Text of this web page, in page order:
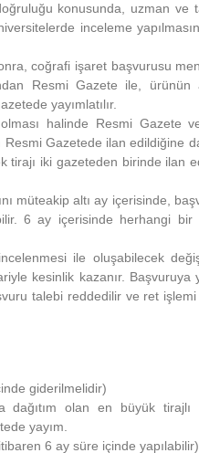
konusunda, uzman ve
inceleme
coğrafi işaret başvurusu
Resmi Gazete ile, ürünün
yayımlatılır.
halinde Resmi Gazete
Gazetede ilan edildiğine
tirajı iki gazeteden birinde ilan
müteakip altı ay içerisinde,
6 ay içerisinde herhangi bir
ile oluşabilecek
kesinlik kazanır. Başvuruya
talebi reddedilir ve ret
giderilmelidir)
dağıtım olan en büyük tirajlı
yayım.
6 ay süre içinde yapılabilir)